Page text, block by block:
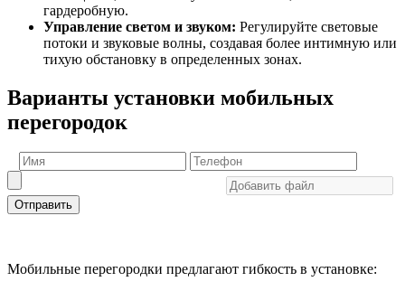
гардеробную.
Управление светом и звуком: Регулируйте световые
потоки и звуковые волны, создавая более интимную или
тихую обстановку в определенных зонах.
Варианты установки мобильных
перегородок
Отправить
Мобильные перегородки предлагают гибкость в установке: